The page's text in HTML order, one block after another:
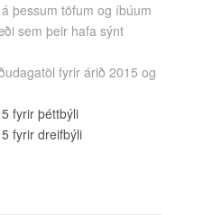
þessum töfum og íbúum
sem þeir hafa sýnt
fyrir árið 2015 og
fyrir þéttbýli
fyrir dreifbýli